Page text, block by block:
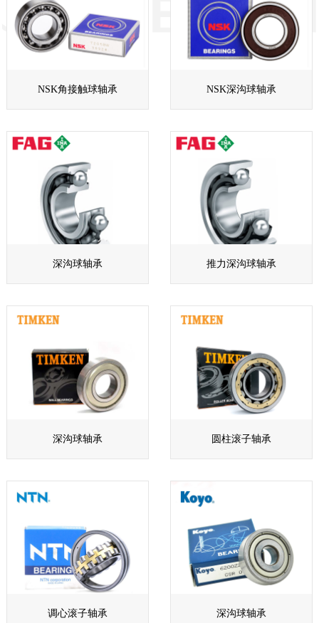
NSK角接触球轴承 NSK深沟球轴承
深沟球轴承 推力深沟球轴承
深沟球轴承 圆柱滚子轴承
调心滚子轴承 深沟球轴承